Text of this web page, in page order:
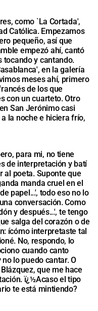
como `La Cortada',
Católica. Empezamos
pequeño, así que
empezó ahí, cantó
tocando y cantando.
en la galería
meses ahí, primero
de los que
con un cuarteto. Otro
San Jerónimo casi
la noche e hiciera frío,
para mi, no tiene
de interpretación y batí
al poeta. Suponte que
manda cruel en el
papel...', todo eso no lo
conversación. Como
y después...', te tengo
salga del corazón o de
ícómo interpretaste tal
No, respondo, lo
cuando canto
lo puedo cantar. O
que me hace
ï¿½Acaso el tipo
te está mintiendo?